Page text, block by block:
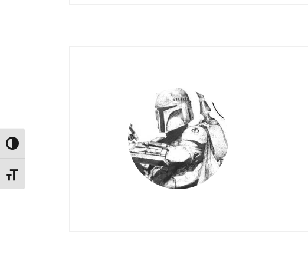
Alternar alto contraste
Alternar tamaño de letra